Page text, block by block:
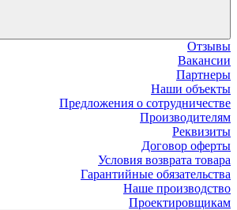
Отзывы
Вакансии
Партнеры
Наши объекты
Предложения о сотрудничестве
Производителям
Реквизиты
Договор оферты
Условия возврата товара
Гарантийные обязательства
Наше производство
Проектировщикам